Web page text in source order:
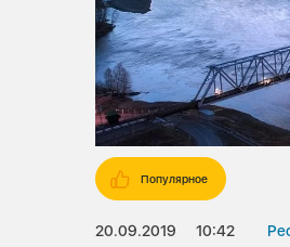
Популярное
20.09.2019 10:42